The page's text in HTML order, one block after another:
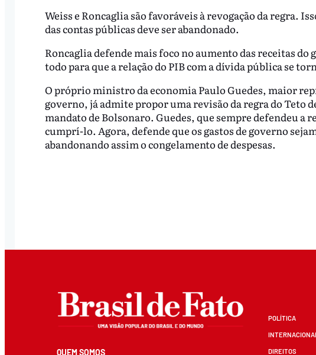
Weiss e Roncaglia são favoráveis à revogação da regra.
das contas públicas deve ser abandonado.
Roncaglia defende mais foco no aumento das receitas do
todo para que a relação do PIB com a dívida pública se
O próprio ministro da economia Paulo Guedes, maior
governo, já admite propor uma revisão da regra do Teto
mandato de Bolsonaro. Guedes, que sempre defendeu a
cumprí-lo. Agora, defende que os gastos de governo
abandonando assim o congelamento de despesas.
QUEM SOMOS
POLÍTICA
DIREITOS